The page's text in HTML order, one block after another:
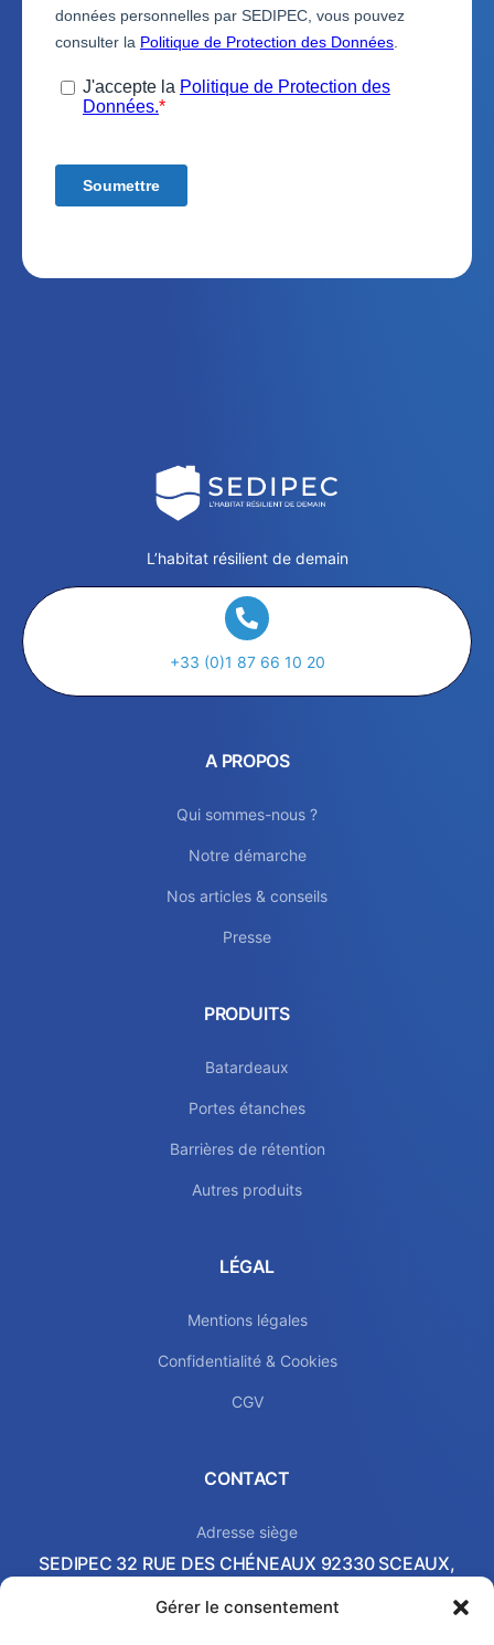
Gérer le consentement
L’habitat résilient de demain
+33 (0)1 87 66 10 20
A PROPOS
Qui sommes-nous ?
Notre démarche
Nos articles & conseils
Presse
PRODUITS
Batardeaux
Portes étanches
Barrières de rétention
Autres produits
LÉGAL
Mentions légales
Confidentialité & Cookies
CGV
CONTACT
Adresse siège
SEDIPEC 32 RUE DES CHÉNEAUX 92330 SCEAUX,
Local commercial & Showroom